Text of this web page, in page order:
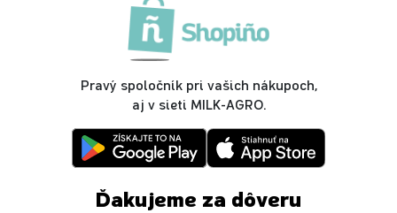
Pravý spoločník pri vašich nákupoch,
aj v sieti MILK-AGRO.
Ďakujeme za dôveru